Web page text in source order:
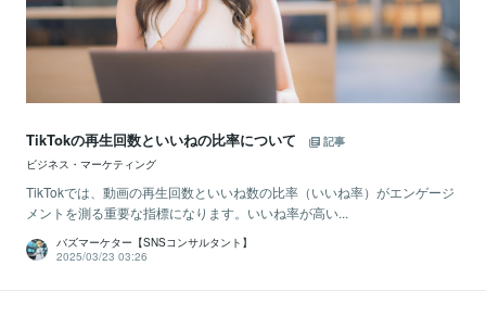
TikTokの再生回数といいねの比率について
記事
ビジネス・マーケティング
TikTokでは、動画の再生回数といいね数の比率（いいね率）がエンゲージ
メントを測る重要な指標になります。いいね率が高い...
バズマーケター【SNSコンサルタント】
2025/03/23 03:26